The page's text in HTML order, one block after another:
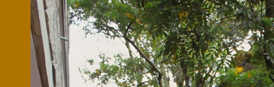
Configuración de
cookies
Universidad de los Andes | Vigilada
jurídica: Resolución 28 del 23 de febrero
Dirección
Calle 19A #1 - 37 Este. Bloque K.
Teléfono
[+57] (601) 339 4949